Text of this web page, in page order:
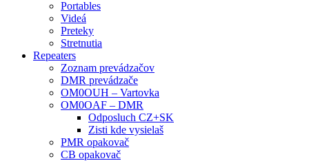
Portables
Videá
Preteky
Stretnutia
Repeaters
Zoznam prevádzačov
DMR prevádzače
OM0OUH – Vartovka
OM0OAF – DMR
Odposluch CZ+SK
Zisti kde vysielaš
PMR opakovač
CB opakovač